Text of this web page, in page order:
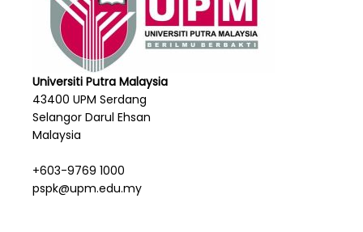
Universiti Putra Malaysia
43400 UPM Serdang
Selangor Darul Ehsan
Malaysia
+603-9769 1000
pspk@upm.edu.my